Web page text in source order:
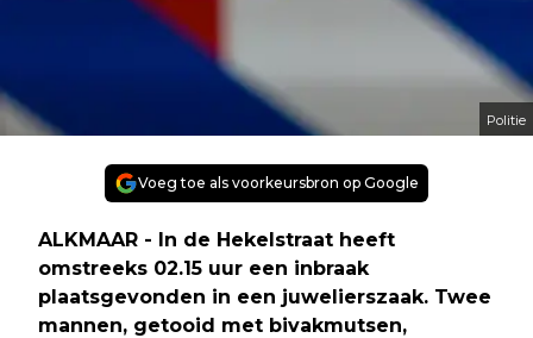
Politie
Voeg toe als voorkeursbron op Google
ALKMAAR - In de Hekelstraat heeft
omstreeks 02.15 uur een inbraak
plaatsgevonden in een juwelierszaak. Twee
mannen, getooid met bivakmutsen,